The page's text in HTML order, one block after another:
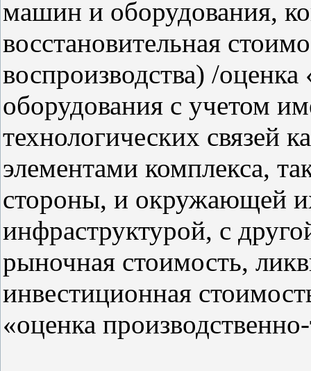
машин и оборудования,
восстановительная
воспроизводства) /
оборудования с учетом
технологических связей
элементами комплекса,
стороны, и окружающей
инфраструктурой, с
рыночная стоимость,
инвестиционная
«оценка